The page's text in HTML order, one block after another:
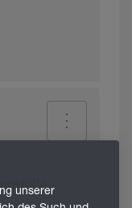
unserer